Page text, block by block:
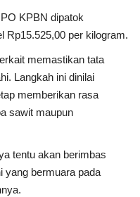
KPBN dipatok
Rp15.525,00 per kilogram.
memastikan tata
Langkah ini dinilai
memberikan rasa
sawit maupun
tentu akan berimbas
yang bermuara pada